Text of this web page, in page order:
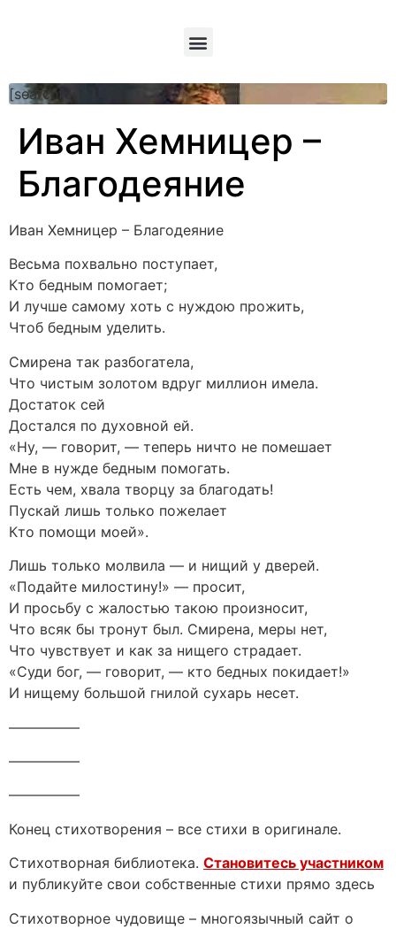
[searchform]
Иван Хемницер –
Благодеяние
Иван Хемницер – Благодеяние
Весьма похвально поступает,
Кто бедным помогает;
И лучше самому хоть с нуждою прожить,
Чтоб бедным уделить.
Смирена так разбогатела,
Что чистым золотом вдруг миллион имела.
Достаток сей
Достался по духовной ей.
«Ну, — говорит, — теперь ничто не помешает
Мне в нужде бедным помогать.
Есть чем, хвала творцу за благодать!
Пускай лишь только пожелает
Кто помощи моей».
Лишь только молвила — и нищий у дверей.
«Подайте милостину!» — просит,
И просьбу с жалостью такою произносит,
Что всяк бы тронут был. Смирена, меры нет,
Что чувствует и как за нищего страдает.
«Суди бог, — говорит, — кто бедных покидает!»
И нищему большой гнилой сухарь несет.
—————
—————
—————
Конец стихотворения – все стихи в оригинале.
Стихотворная библиотека. Становитесь участником
и публикуйте свои собственные стихи прямо здесь
Стихотворное чудовище – многоязычный сайт о